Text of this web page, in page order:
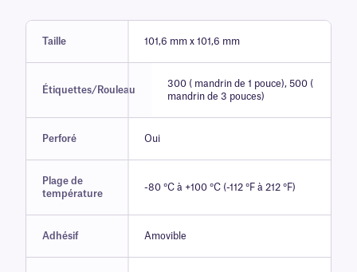
Taille 101,6 mm x 101,6 mm
Étiquettes/Rouleau
300 ( mandrin de 1 pouce), 500 (
mandrin de 3 pouces)
Perforé Oui
Plage de
température
-80 °C à +100 °C (-112 °F à 212 °F)
Adhésif Amovible